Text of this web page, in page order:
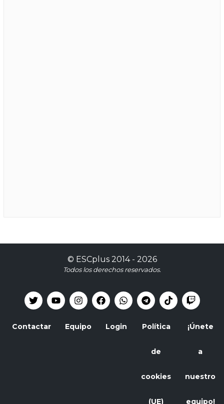
© ESCplus2014 - 2026
Todos los derechos reservados.
Contactar Equipo Login Política
de
cookies
(UE)
¡Únete
a
nuestro
equipo!